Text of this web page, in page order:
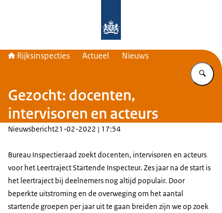
Rijksinspecties Actueel Nieuws
Gezocht: docenten,
intervisoren en acteurs
Nieuwsbericht21-02-2022 | 17:54
Bureau Inspectieraad zoekt docenten, intervisoren en acteurs
voor het Leertraject Startende Inspecteur. Zes jaar na de start is
het leertraject bij deelnemers nog altijd populair. Door
beperkte uitstroming en de overweging om het aantal
startende groepen per jaar uit te gaan breiden zijn we op zoek